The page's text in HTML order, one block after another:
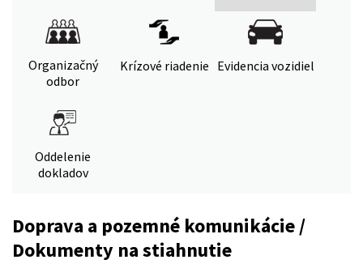
Organizačný
odbor
Krízové riadenie Evidencia vozidiel
Oddelenie
dokladov
Doprava a pozemné komunikácie /
Dokumenty na stiahnutie